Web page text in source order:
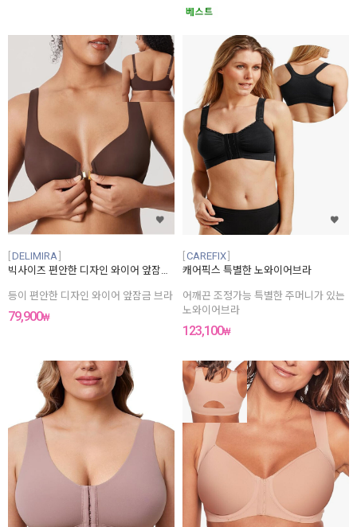
50F(115G)
50I(115J)
52A(120A~B)
52B(120C)
52C(120D)
52D(120E)
52E(120F)
52F(120G)
52G(120H)
52H(120I)
52I(120J)
54A(125A~B)
54B(125C)
54C(125D)
54D(125E)
54E(125F)
54F(125G)
54H(125I)
54I(125J)
56B(130C)
56D(130E)
56E(130F)
56F(130G)
56G(130H)
56H(130I)
56I(130J)
58A(135A~B)
DELIMIRA
등이 편안한 디자인 와이어 앞잠금 브라
79,900₩
CAREFIX
캐어픽스 특별한 노와이어브라
어깨끈 조정가능 특별한 주머니가 있는
노와이어브라
123,100₩